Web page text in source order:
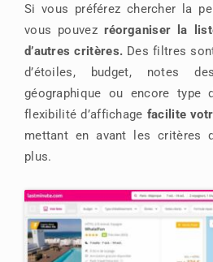
Si vous préférez chercher la
vous pouvez réorganiser la
d’autres critères. Des filtres
d’étoiles, budget, notes
géographique ou encore type
flexibilité d’affichage facilite
mettant en avant les critères
plus.